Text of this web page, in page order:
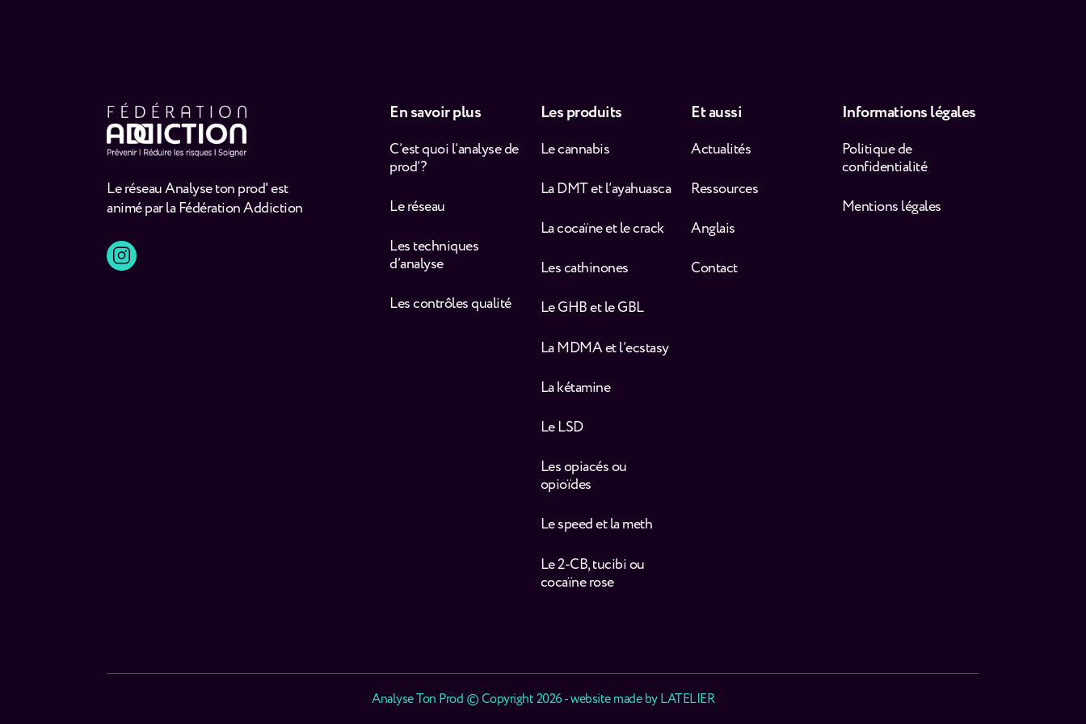
Le réseau Analyse ton prod' est
animé par la Fédération Addiction
En savoir plus
C’est quoi l’analyse de
prod’ ?
Le réseau
Les techniques
d’analyse
Les contrôles qualité
Les produits
Le cannabis
La DMT et l’ayahuasca
La cocaïne et le crack
Les cathinones
Le GHB et le GBL
La MDMA et l’ecstasy
La kétamine
Le LSD
Les opiacés ou
opioïdes
Le speed et la meth
Le 2-CB, tucibi ou
cocaïne rose
Et aussi
Actualités
Ressources
Anglais
Contact
Informations légales
Politique de
confidentialité
Mentions légales
Analyse Ton Prod © Copyright 2026 - website made byLATELIER